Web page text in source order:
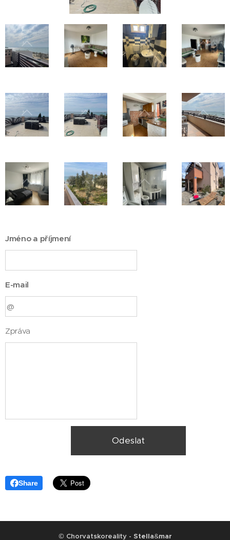
Jméno a příjmení
E-mail
Zpráva
Odeslat
Share
© Chorvatskoreality - Stella&mar